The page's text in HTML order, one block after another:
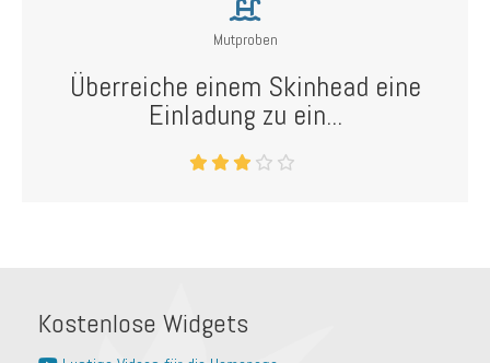
Mutproben
Überreiche einem Skinhead eine
Einladung zu ein...
Kostenlose Widgets